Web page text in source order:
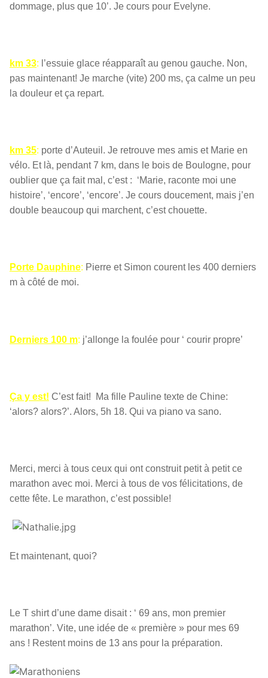
dommage, plus que 10’. Je cours pour Evelyne.
km 33: l’essuie glace réapparaît au genou gauche. Non,
pas maintenant! Je marche (vite) 200 ms, ça calme un peu
la douleur et ça repart.
km 35: porte d’Auteuil. Je retrouve mes amis et Marie en
vélo. Et là, pendant 7 km, dans le bois de Boulogne, pour
oublier que ça fait mal, c’est : ‘Marie, raconte moi une
histoire’, ‘encore’, ‘encore’. Je cours doucement, mais j’en
double beaucoup qui marchent, c’est chouette.
Porte Dauphine: Pierre et Simon courent les 400 derniers
m à côté de moi.
Derniers 100 m: j’allonge la foulée pour ‘ courir propre’
Ça y est! C’est fait! Ma fille Pauline texte de Chine:
‘alors? alors?’. Alors, 5h 18. Qui va piano va sano.
Merci, merci à tous ceux qui ont construit petit à petit ce
marathon avec moi. Merci à tous de vos félicitations, de
cette fête. Le marathon, c’est possible!
Et maintenant, quoi?
Le T shirt d’une dame disait : ‘ 69 ans, mon premier
marathon’. Vite, une idée de « première » pour mes 69
ans ! Restent moins de 13 ans pour la préparation.